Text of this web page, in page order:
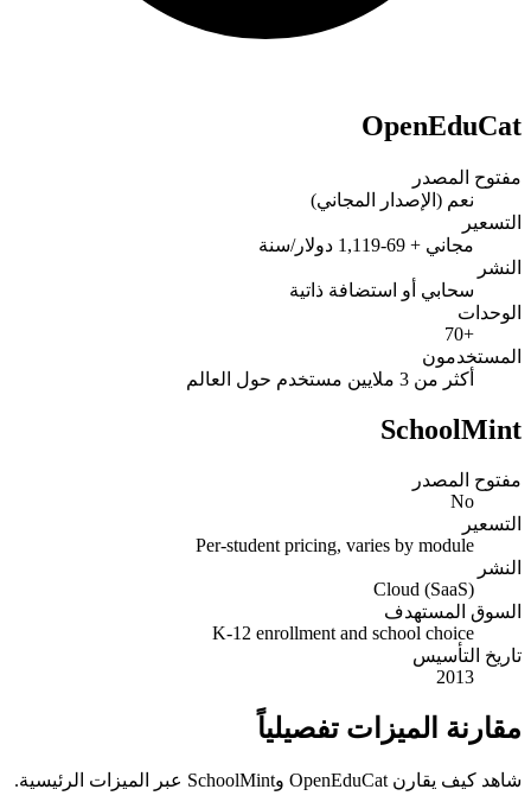
OpenEduCat
مفتوح المصدر
نعم (الإصدار المجاني)
التسعير
مجاني + 69-1,119 دولار/سنة
النشر
سحابي أو استضافة ذاتية
الوحدات
+70
المستخدمون
أكثر من 3 ملايين مستخدم حول العالم
SchoolMint
مفتوح المصدر
No
التسعير
Per-student pricing, varies by module
النشر
Cloud (SaaS)
السوق المستهدف
K-12 enrollment and school choice
تاريخ التأسيس
2013
مقارنة الميزات تفصيلياً
شاهد كيف يقارن OpenEduCat وSchoolMint عبر الميزات الرئيسية.